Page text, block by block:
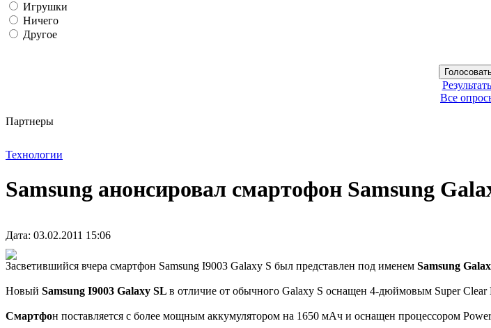
Игрушки
Ничего
Другое
Все
Партнеры
Технологии
Samsung анонсировал смартофон Samsung
Дата: 03.02.2011 15:06
Засветившийся вчера смартфон Samsung I9003 Galaxy S был представлен под именем Samsung
Новый Samsung I9003 Galaxy SL в отличие от обычного Galaxy S оснащен 4-дюймовым Super
Смартфон поставляется с более мощным аккумулятором на 1650 мАч и оснащен процессором